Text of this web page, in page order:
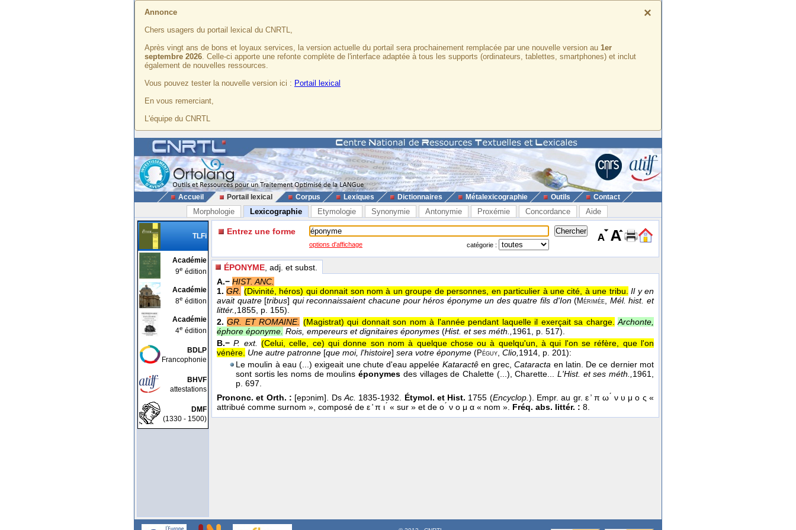
×
Annonce
Chers usagers du portail lexical du CNRTL,
Après vingt ans de bons et loyaux services, la version actuelle du portail sera prochainement remplacée par une nouvelle version au 1er
septembre 2026. Celle-ci apporte une refonte complète de l'interface adaptée à tous les supports (ordinateurs, tablettes, smartphones) et inclut
également de nouvelles ressources.
Vous pouvez tester la nouvelle version ici : Portail lexical
En vous remerciant,
L'équipe du CNRTL
Accueil Portail lexical Corpus Lexiques Dictionnaires Métalexicographie Outils Contact
Morphologie Lexicographie Etymologie Synonymie Antonymie Proxémie Concordance Aide
TLFi
Académie
9e édition
Académie
8e édition
Académie
4e édition
BDLP
Francophonie
BHVF
attestations
DMF
(1330 - 1500)
Entrez une forme
options d'affichage catégorie :
ÉPONYME , adj. et subst.
A.− HIST. ANC.
1. GR. (Divinité, héros) qui donnait son nom à un groupe de personnes, en particulier à une cité, à une tribu. Il y en
avait quatre[tribus] qui reconnaissaient chacune pour héros éponyme un des quatre fils d'Ion(Mérimée, Mél. hist. et
littér.,1855, p. 155).
2. GR. ET ROMAINE. (Magistrat) qui donnait son nom à l'année pendant laquelle il exerçait sa charge. Archonte,
éphore éponyme. Rois, empereurs et dignitaires éponymes (Hist. et ses méth.,1961, p. 517).
B.− P. ext. (Celui, celle, ce) qui donne son nom à quelque chose ou à quelqu'un, à qui l'on se réfère, que l'on
vénère. Une autre patronne [que moi, l'histoire] sera votre éponyme (Péguy, Clio,1914, p. 201):
Le moulin à eau (...) exigeait une chute d'eau appelée Kataractêen grec,Cataracta en latin. De ce dernier mot
sont sortis les noms de moulinséponymes des villages de Chalette (...), Charette... L'Hist. et ses méth.,1961,
p. 697.
Prononc. et Orth. : [epɔnim]. DsAc. 1835-1932. Étymol. et Hist. 1755 (Encyclop.). Empr. au gr. ε ̓ π ω ́ ν υ μ ο ς «
attribué comme surnom », composé de ε ̓ π ι ́ « sur » et de ο ́ ν ο μ α « nom ». Fréq. abs. littér. : 8.